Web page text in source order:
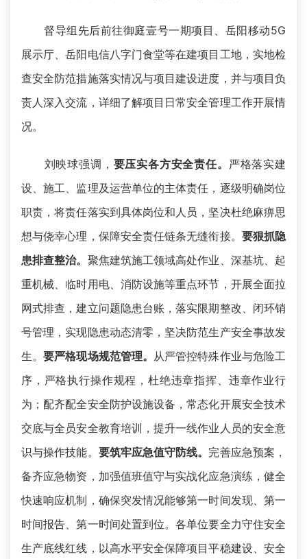
督导组先后前往御庭壹号一期项目、岳阳移动5G
展示厅、岳阳电信八字门食堂等在建项目工地，实地检
查安全防范措施落实情况与项目建设进度，并与项目负
责人深入交流，详细了解项目日常安全管理工作开展情
况。
刘映球强调， 要压实各方安全责任。 严格落实建
设、施工、监理及运营单位的主体责任，逐级明确岗位
职责，将责任落实到具体岗位和人员，坚决杜绝麻痹思
想与侥幸心理，保障安全责任链条无缝衔接。 要狠抓隐
患排查整治。 聚焦建筑施工领域高处作业、深基坑、起
重机械、临时用电、消防设施等重点环节，开展全面拉
网式排查，建立问题隐患台账，落实限期整改、闭环销
号管理，实现隐患动态清零，坚决防范生产安全事故发
生。要严格现场规范管理。 从严管控特殊作业与危险工
序，严格执行操作规程，杜绝违章指挥、违章作业行
为；配齐配全安全防护设施设备，常态化开展安全技术
交底与全员安全教育培训，提升一线作业人员的安全意
识与操作技能。 要筑牢应急值守防线。 完善应急预案，
备齐应急物资，加强值班值守与实战化应急演练，健全
快速响应机制，确保突发情况能够第一时间发现、第一
时间报告、第一时间处置到位。各单位要全力守住安全
生产底线红线，以高水平安全保障项目平稳建设、安全